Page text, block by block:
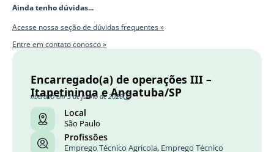
Ainda tenho dúvidas...
Acesse nossa seção de dúvidas frequentes »
Entre em contato conosco »
Encarregado(a) de operações III –
Itapetininga e Angatuba/SP
liberado em 3 de junho de 2026
Local
São Paulo
Profissões
Emprego Técnico Agrícola, Emprego Técnico